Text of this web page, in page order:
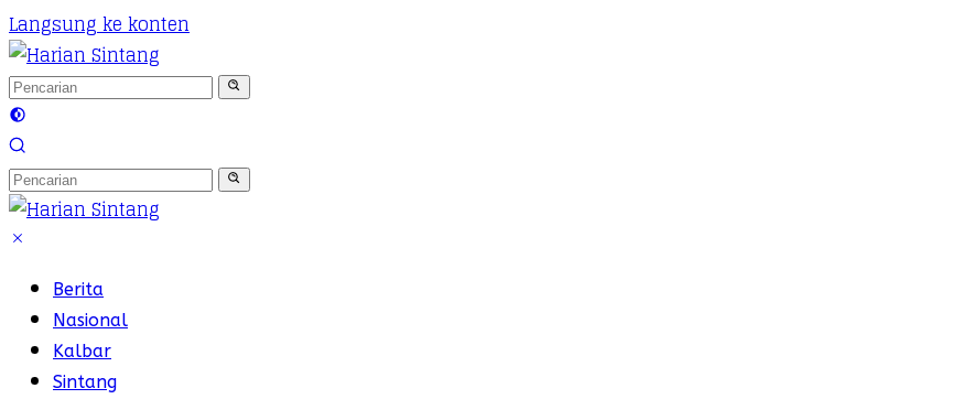
Langsung ke konten
Berita
Nasional
Kalbar
Sintang